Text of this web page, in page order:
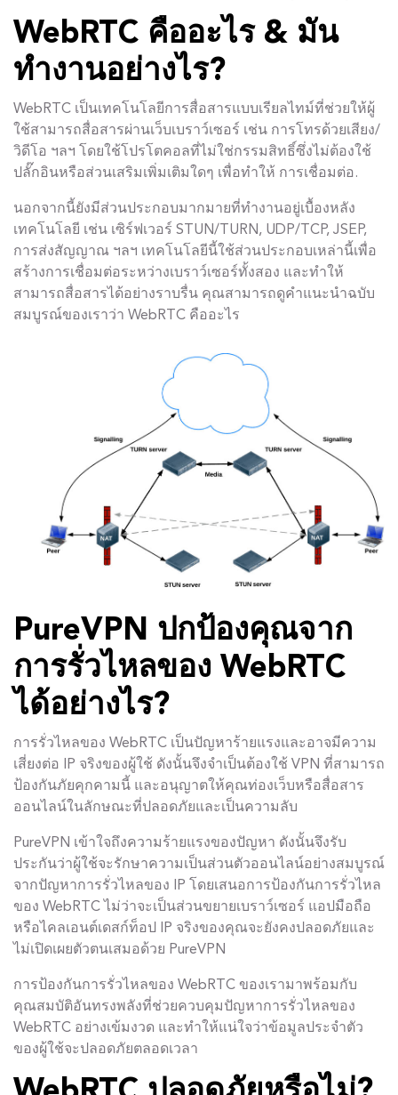
WebRTC คืออะไร & มัน
ทำงานอย่างไร?
WebRTC เป็นเทคโนโลยีการสื่อสารแบบเรียลไทม์ที่ช่วยให้ผู้
ใช้สามารถสื่อสารผ่านเว็บเบราว์เซอร์ เช่น การโทรด้วยเสียง/
วิดีโอ ฯลฯ โดยใช้โปรโตคอลที่ไม่ใช่กรรมสิทธิ์ซึ่งไม่ต้องใช้
ปลั๊กอินหรือส่วนเสริมเพิ่มเติมใดๆ เพื่อทำให้ การเชื่อมต่อ.
นอกจากนี้ยังมีส่วนประกอบมากมายที่ทำงานอยู่เบื้องหลัง
เทคโนโลยี เช่น เซิร์ฟเวอร์ STUN/TURN, UDP/TCP, JSEP,
การส่งสัญญาณ ฯลฯ เทคโนโลยีนี้ใช้ส่วนประกอบเหล่านี้เพื่อ
สร้างการเชื่อมต่อระหว่างเบราว์เซอร์ทั้งสอง และทำให้
สามารถสื่อสารได้อย่างราบรื่น คุณสามารถดูคำแนะนำฉบับ
สมบูรณ์ของเราว่า WebRTC คืออะไร
PureVPN ปกป้องคุณจาก
การรั่วไหลของ WebRTC
ได้อย่างไร?
การรั่วไหลของ WebRTC เป็นปัญหาร้ายแรงและอาจมีความ
เสี่ยงต่อ IP จริงของผู้ใช้ ดังนั้นจึงจำเป็นต้องใช้ VPN ที่สามารถ
ป้องกันภัยคุกคามนี้ และอนุญาตให้คุณท่องเว็บหรือสื่อสาร
ออนไลน์ในลักษณะที่ปลอดภัยและเป็นความลับ
PureVPN เข้าใจถึงความร้ายแรงของปัญหา ดังนั้นจึงรับ
ประกันว่าผู้ใช้จะรักษาความเป็นส่วนตัวออนไลน์อย่างสมบูรณ์
จากปัญหาการรั่วไหลของ IP โดยเสนอการป้องกันการรั่วไหล
ของ WebRTC ไม่ว่าจะเป็นส่วนขยายเบราว์เซอร์ แอปมือถือ
หรือไคลเอนต์เดสก์ท็อป IP จริงของคุณจะยังคงปลอดภัยและ
ไม่เปิดเผยตัวตนเสมอด้วย PureVPN
การป้องกันการรั่วไหลของ WebRTC ของเรามาพร้อมกับ
คุณสมบัติอันทรงพลังที่ช่วยควบคุมปัญหาการรั่วไหลของ
WebRTC อย่างเข้มงวด และทำให้แน่ใจว่าข้อมูลประจำตัว
ของผู้ใช้จะปลอดภัยตลอดเวลา